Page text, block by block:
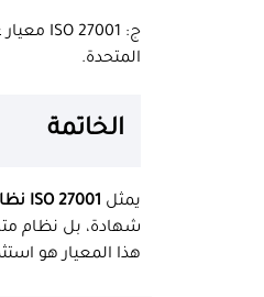
ج: ISO 27001 معيار عالمي يركز على نظام إدارة شامل، بينما
المتحدة.
الخاتمة
يمثل ISO 27001 نظام إدارة أمن المعلومات
شهادة، بل نظام
هذا المعيار هو